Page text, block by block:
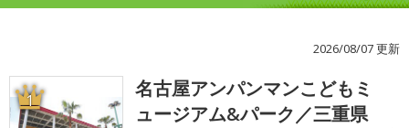
2026/08/07 更新
1
名古屋アンパンマンこどもミ
ュージアム&パーク／三重県